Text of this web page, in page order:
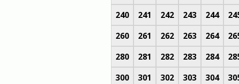
240
241 242 243 244
260
261 262 263 264
280
281 282 283 284
300
301 302 303 304